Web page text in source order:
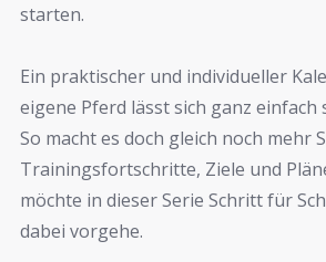
starten.
Ein praktischer und individueller
eigene Pferd lässt sich ganz einfach
So macht es doch gleich noch mehr
Trainingsfortschritte, Ziele und
möchte in dieser Serie Schritt für
dabei vorgehe.